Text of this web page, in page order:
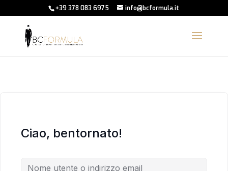
+39 378 083 6975 info@bcformula.it
Ciao, bentornato!